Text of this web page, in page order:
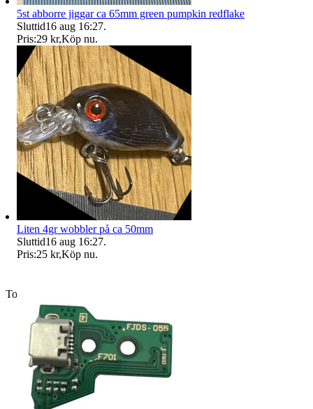
Toppsäljare
5st abborre jiggar ca 65mm green pumpkin redflake
Sluttid16 aug 16:27.
Pris:29 kr,Köp nu.
Liten 4gr wobbler på ca 50mm
Sluttid16 aug 16:27.
Pris:25 kr,Köp nu.